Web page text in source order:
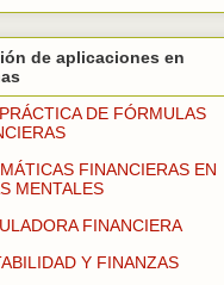
de aplicaciones en
DE FÓRMULAS
FINANCIERAS EN
MENTALES
FINANCIERA
Y FINANZAS